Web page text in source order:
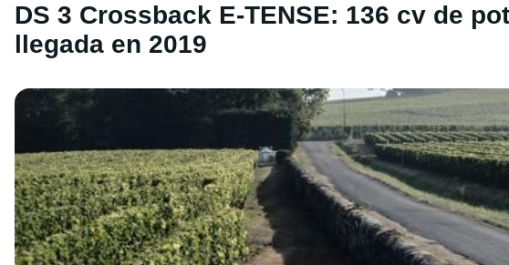
DS 3 Crossback E-TENSE: 136 cv de
llegada en 2019